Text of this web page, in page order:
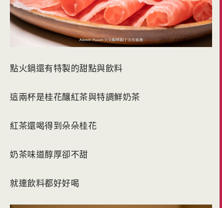
點火鍋還有特製的甜點與飲料
這兩杯是桂花釀紅茶與特調鮮奶茶
紅茶還喝得到朵朵桂花
奶茶味道醇厚卻不甜
就連飲料都好好喝